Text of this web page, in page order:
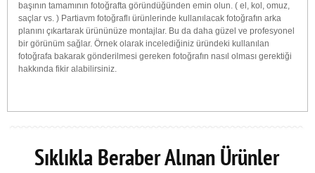
başının tamamının fotoğrafta göründüğünden emin olun. ( el, kol, omuz,
saçlar vs. ) Partiavm fotoğraflı ürünlerinde kullanılacak fotoğrafın arka
planını çıkartarak ürününüze montajlar. Bu da daha güzel ve profesyonel
bir görünüm sağlar. Örnek olarak incelediğiniz üründeki kullanılan
fotoğrafa bakarak gönderilmesi gereken fotoğrafın nasıl olması gerektiği
hakkında fikir alabilirsiniz.
Sıklıkla Beraber Alınan Ürünler